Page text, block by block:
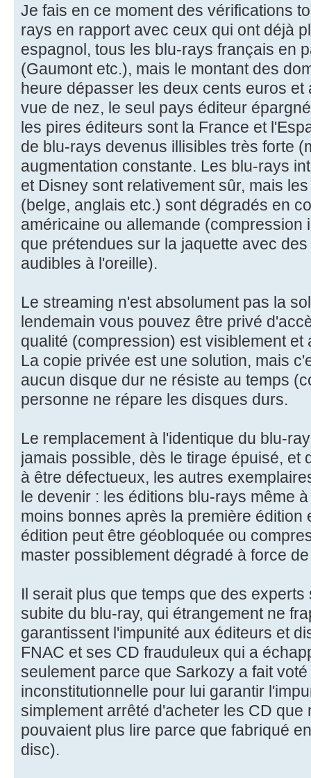
Je fais en ce moment des vérifications
rays en rapport avec ceux qui ont déjà
espagnol, tous les blu-rays français en
(Gaumont etc.), mais le montant des
heure dépasser les deux cents euros et
vue de nez, le seul pays éditeur
les pires éditeurs sont la France et
de blu-rays devenus illisibles très forte
augmentation constante. Les blu-rays
et Disney sont relativement sûr, mais
(belge, anglais etc.) sont dégradés en
américaine ou allemande (compression
que prétendues sur la jaquette avec
audibles à l'oreille).
Le streaming n'est absolument pas la
lendemain vous pouvez être privé
qualité (compression) est visiblement et
La copie privée est une solution, mais
aucun disque dur ne résiste au temps
personne ne répare les disques durs.
Le remplacement à l'identique du blu-
jamais possible, dès le tirage épuisé, et
à être défectueux, les autres
le devenir : les éditions blu-rays même
moins bonnes après la première édition
édition peut être géobloquée ou
master possiblement dégradé à force
Il serait plus que temps que des
subite du blu-ray, qui étrangement ne
garantissent l'impunité aux éditeurs et
FNAC et ses CD frauduleux qui a
seulement parce que Sarkozy a fait
inconstitutionnelle pour lui garantir
simplement arrêté d'acheter les CD
pouvaient plus lire parce que fabriqué
disc).